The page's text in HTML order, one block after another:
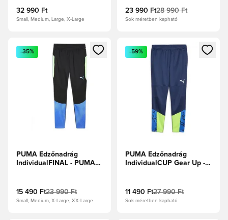
32 990 Ft
Small, Medium, Large, X-Large
23 990 Ft28 990 Ft
Sok méretben kapható
Megnyit egy modált a bejelentkezéshez vagy a tagként
-35%
PUMA Edzőnadrág
IndividualFINAL - PUMA
15 490 Ft23 990 Ft
Small, Medium, X-Large, XX-Large
Megnyit egy modált a
-59%
PUMA Edzőnadrág
IndividualCUP Gear Up -
11 490 Ft27 990 Ft
Sok méretben kapható